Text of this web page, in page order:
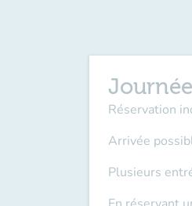
Réservation
Arrivée
Plusieurs